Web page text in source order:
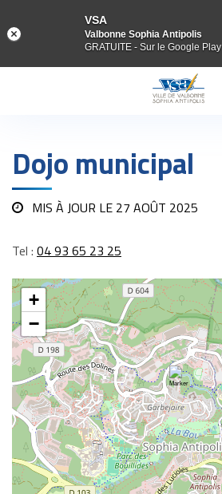
Dojo municipal
MIS À JOUR LE 27 AOÛT 2025
Tel : 04 93 65 23 25
+
−
VSA
Valbonne Sophia Antipolis
GRATUITE - Sur le Google Play